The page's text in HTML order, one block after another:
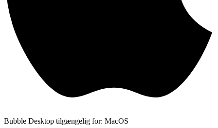
Bubble Desktop tilgængelig for: MacOS